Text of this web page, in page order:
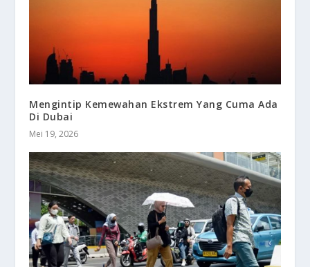
Mengintip Kemewahan Ekstrem Yang Cuma Ada
Di Dubai
Mei 19, 2026